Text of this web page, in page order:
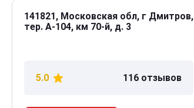
141821, Московская обл, г Дмитров,
тер. А-104, км 70-й, д. 3
5.0 116 отзывов